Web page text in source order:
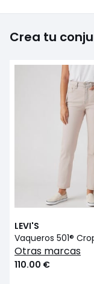
Crea tu
LEVI'S
Vaqueros 501®
otras marcas
110.00 €